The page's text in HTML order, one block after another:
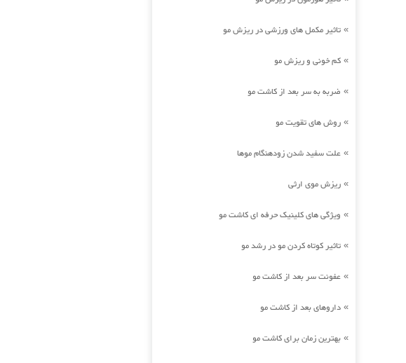
» تاثیر مکمل های ورزشی در ریزش مو
» کم خونی و ریزش مو
» ضربه به سر بعد از کاشت مو
» روش های تقویت مو
» علت سفید شدن زودهنگام موها
» ریزش موی ارثی
» ویژگی های کلینیک حرفه ای کاشت مو
» تاثیر کوتاه کردن مو در رشد مو
» عفونت سر بعد از کاشت مو
» داروهای بعد از کاشت مو
» بهترین زمان برای کاشت مو